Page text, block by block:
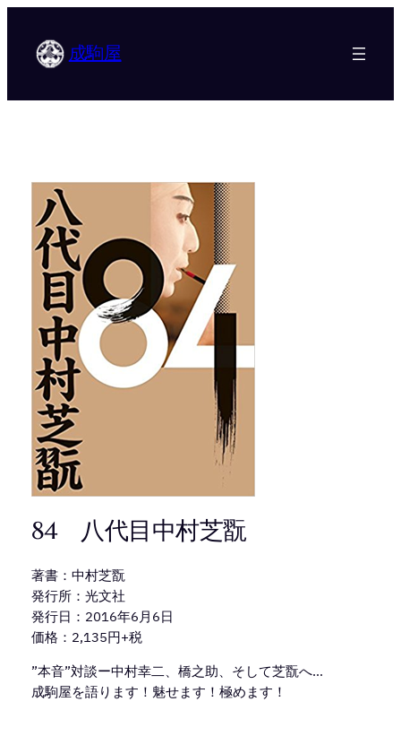
キ
成駒屋
84 八代目中村芝翫
著書：中村芝翫
発行所：光文社
発行日：2016年6月6日
価格：2,135円+税
”本音”対談ー中村幸二、橋之助、そして芝翫へ…
成駒屋を語ります！魅せます！極めます！